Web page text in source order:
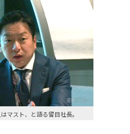
マスト、と語る留目社長。